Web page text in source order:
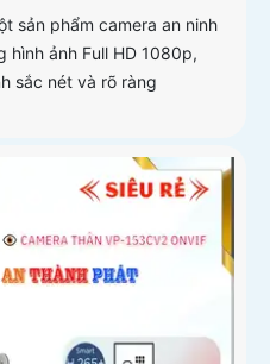
sản phẩm camera an ninh
hình ảnh Full HD 1080p,
sắc nét và rõ ràng